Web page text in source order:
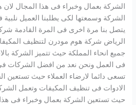
الشركة بعمال وخبراء فى هذا المجال لان
الشركة وسمعتها لكى يطلبنا العميل
يتصل بنا مرة اخرى فى المرة القادمة
الرياض شركة هوم مودرن لتنظيف
جميع انحاء المملكة حيث تتميز الشركة
فى العمل ونحن نعد من افضل الشركات فى
تسعى دائما لارضاء العملاء حيث تستعين
الادوات فى تنظيف المكيفات وتعمل
حيث تستعين الشركة بعمال وخبراء فى هذا